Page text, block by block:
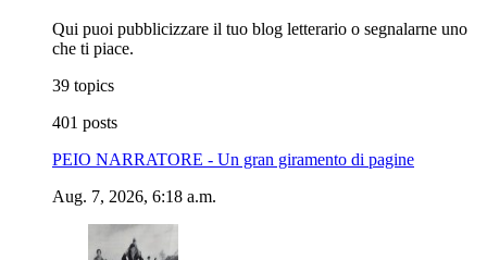
Qui puoi pubblicizzare il tuo blog letterario o segnalarne uno
che ti piace.
39 topics
401 posts
PEIO NARRATORE - Un gran giramento di pagine
Aug. 7, 2026, 6:18 a.m.